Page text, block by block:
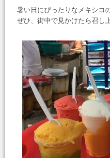
暑い日にぴったりなメキシコ
ぜひ、街中で見かけたら召し